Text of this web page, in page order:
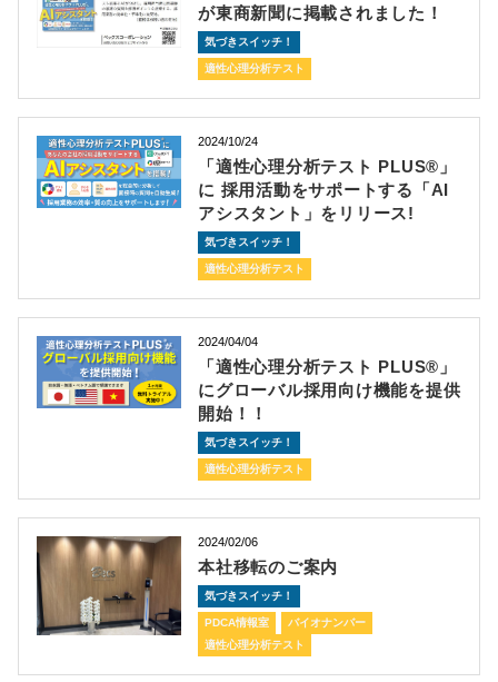
が東商新聞に掲載されました！
気づきスイッチ！
適性心理分析テスト
2024/10/24
「適性心理分析テスト PLUS®」
に 採用活動をサポートする「AI
アシスタント」をリリース!
気づきスイッチ！
適性心理分析テスト
2024/04/04
「適性心理分析テスト PLUS®」
にグローバル採用向け機能を提供
開始！！
気づきスイッチ！
適性心理分析テスト
2024/02/06
本社移転のご案内
気づきスイッチ！
PDCA情報室
バイオナンバー
適性心理分析テスト